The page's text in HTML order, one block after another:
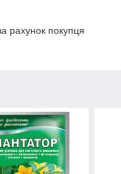
рахунок покупця